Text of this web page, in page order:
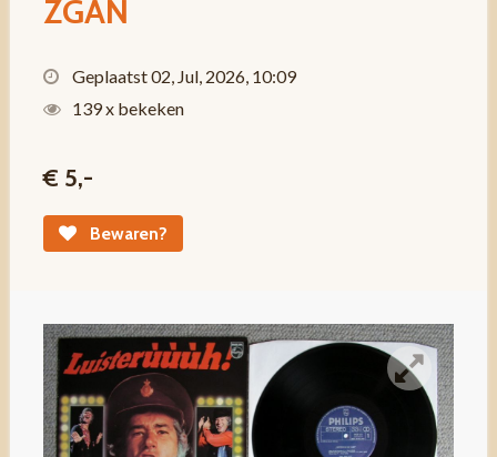
ZGAN
Geplaatst 02, Jul, 2026, 10:09
139 x bekeken
€ 5,-
Bewaren?